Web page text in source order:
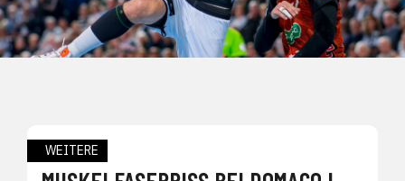
WEITERE